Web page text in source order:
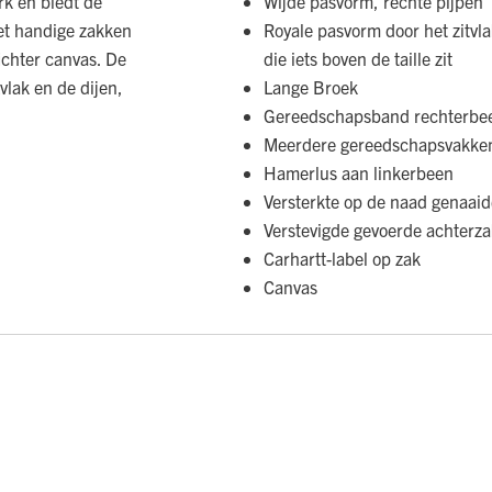
handige zakken
canvas. De
en de dijen,
Royale pasvorm door het
die iets boven de taille zit
Lange Broek
Gereedschapsband
Meerdere
Hamerlus aan linkerbeen
Versterkte op de naad
Verstevigde gevoerde
Carhartt-label op zak
Canvas